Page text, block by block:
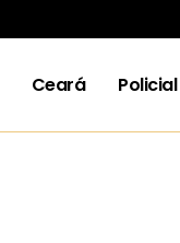
Ceará Policial